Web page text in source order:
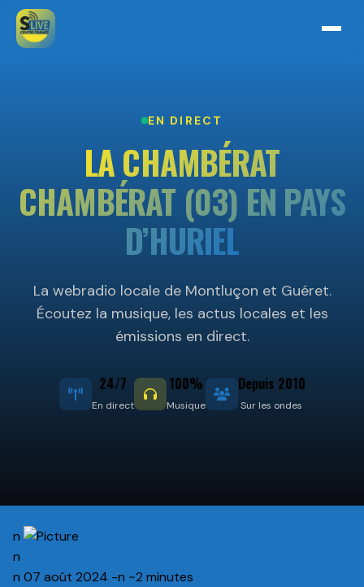
EN DIRECT
LA CHAMBÉRAT
CHAMBÉRAT (03) EN PAYS
D’HURIEL
La webradio locale de Montluçon et Guéret.
Écoutez la musique, les actus locales et les
émissions en direct.
24/7
En direct
100%
Musique
Depuis 2010
Sur les ondes
n
n
n 07 août 2024 -n ~2 minutes